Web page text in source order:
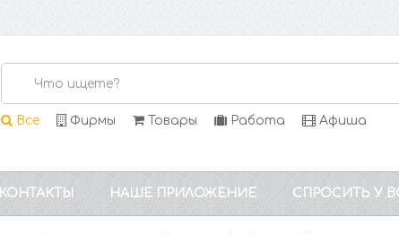
Все Фирмы Товары Работа Афиша
КОНТАКТЫ НАШЕ ПРИЛОЖЕНИЕ СПРОСИТЬ У